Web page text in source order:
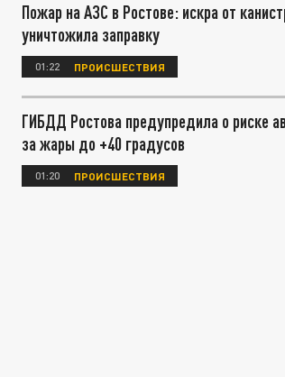
Пожар на АЗС в Ростове: искра от
уничтожила заправку
01:22 ПРОИСШЕСТВИЯ
ГИБДД Ростова предупредила о риске
за жары до +40 градусов
01:20 ПРОИСШЕСТВИЯ